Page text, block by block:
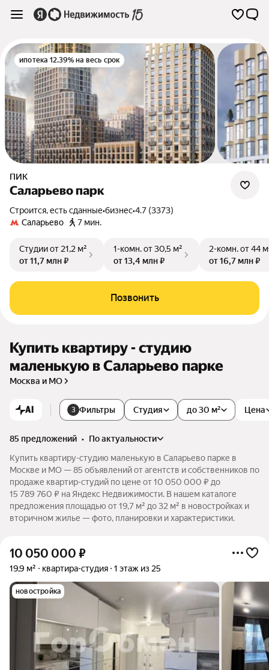
ипотека 12.39% на весь срок
ПИК
Саларьево парк
Строится, есть сданные•бизнес•4.7 (3373)
Саларьево
7 мин.
Студииот 21,2 м²
от 11,7 млн ₽
1-комн.от 30,5 м²
от 13,4 млн ₽
2-комн.от 44
от 16,7 млн ₽
Позвонить
Купить квартиру - студию
маленькую в Саларьево парке
Москва и МО
AI 3 Фильтры Студия Цена
до 30 м²
85 предложений •
по актуальности
Купить квартиру-студию маленькую в Саларьево парке в
Москве и МО — 85 объявлений от агентств и собственников по
продаже квартир-студий по цене от 10 050 000 ₽ до
15 789 760 ₽ на Яндекс Недвижимости. В нашем каталоге
предложения площадью от 19,7 м² до 32 м² в новостройках и
вторичном жилье — фото, планировки и характеристики.
10 050 000 ₽
19,9 м² квартира-студия 1 этаж из 25
новостройка